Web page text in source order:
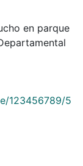
en parque
123456789/5